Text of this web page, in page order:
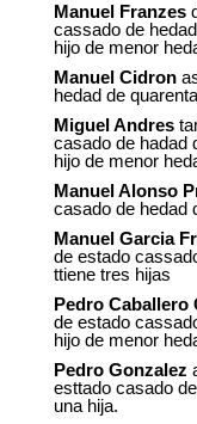
Manuel Franzes
cassado de
hijo de menor
Manuel Cidron
hedad de
Miguel Andres
casado de hadad
hijo de menor
Manuel Alonso
casado de hedad
Manuel Garcia
de estado
ttiene tres hijas
Pedro Caballero
de estado
hijo de menor
Pedro Gonzalez
esttado casado
una hija.